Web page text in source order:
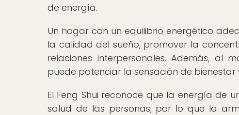
de energía.
Un hogar con un equilibrio energético
la calidad del sueño, promover la
relaciones interpersonales. Además, al
puede potenciar la sensación de
El Feng Shui reconoce que la energía de
salud de las personas, por lo que la